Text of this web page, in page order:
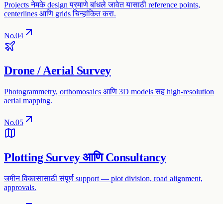
Projects नेमके design प्रमाणे बांधले जावेत यासाठी reference points,
centerlines आणि grids चिन्हांकित करा.
No.04
Drone / Aerial Survey
Photogrammetry, orthomosaics आणि 3D models सह high-resolution
aerial mapping.
No.05
Plotting Survey आणि Consultancy
जमीन विकासासाठी संपूर्ण support — plot division, road alignment,
approvals.